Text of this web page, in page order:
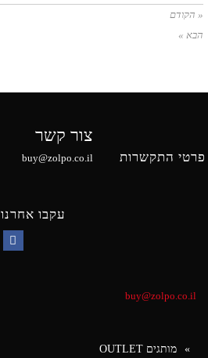
« הקודם
הבא »
פרטי התקשרות
צור קשר
buy@zolpo.co.il
עקבו אחרנו
buy@zolpo.co.il
מותגים OUTLET